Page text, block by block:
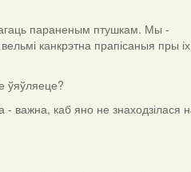
параненым птушкам. Мы -
канкрэтна прапісаныя пры іх
ўяўляеце?
- важна, каб яно не знаходзілася